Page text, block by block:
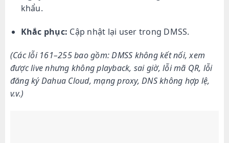
khẩu.
Khắc phục: Cập nhật lại user trong DMSS.
(Các lỗi 161–255 bao gồm: DMSS không kết nối, xem
được live nhưng không playback, sai giờ, lỗi mã QR, lỗi
đăng ký Dahua Cloud, mạng proxy, DNS không hợp lệ,
v.v.)